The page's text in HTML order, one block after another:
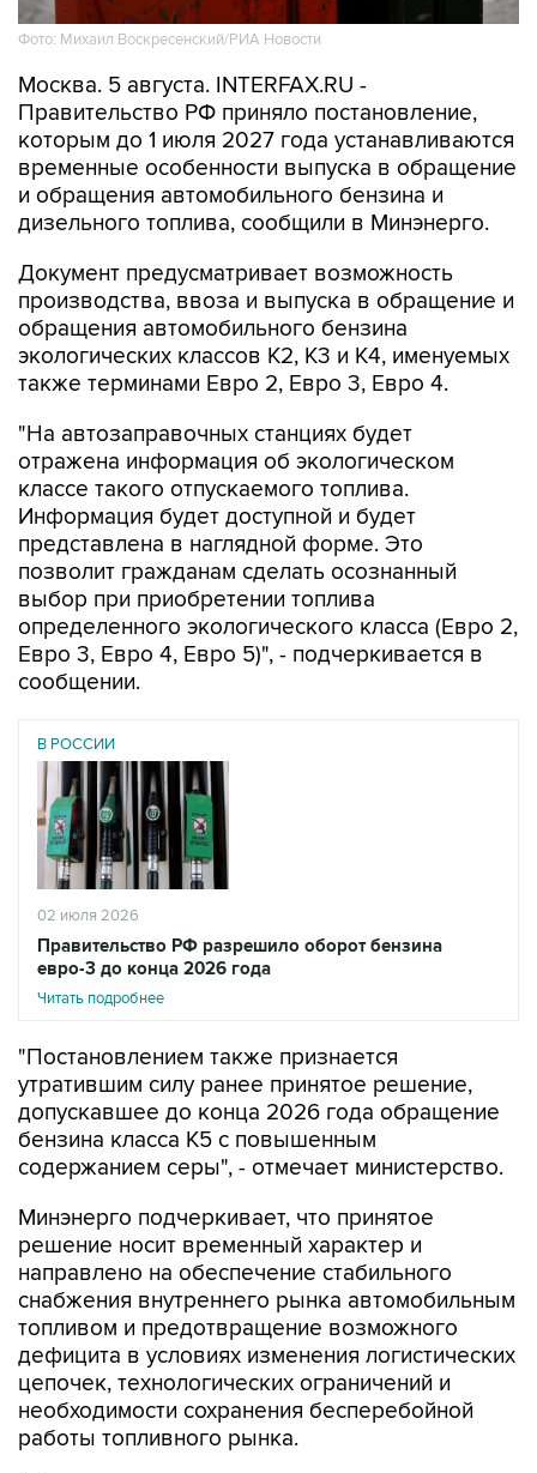
Фото: Михаил Воскресенский/РИА Новости
Москва. 5 августа. INTERFAX.RU -
Правительство РФ приняло постановление,
которым до 1 июля 2027 года устанавливаются
временные особенности выпуска в обращение
и обращения автомобильного бензина и
дизельного топлива, сообщили в Минэнерго.
Документ предусматривает возможность
производства, ввоза и выпуска в обращение и
обращения автомобильного бензина
экологических классов К2, К3 и К4, именуемых
также терминами Евро 2, Евро 3, Евро 4.
"На автозаправочных станциях будет
отражена информация об экологическом
классе такого отпускаемого топлива.
Информация будет доступной и будет
представлена в наглядной форме. Это
позволит гражданам сделать осознанный
выбор при приобретении топлива
определенного экологического класса (Евро 2,
Евро 3, Евро 4, Евро 5)", - подчеркивается в
сообщении.
В РОССИИ
02 июля 2026
Правительство РФ разрешило оборот бензина
евро-3 до конца 2026 года
Читать подробнее
"Постановлением также признается
утратившим силу ранее принятое решение,
допускавшее до конца 2026 года обращение
бензина класса К5 с повышенным
содержанием серы", - отмечает министерство.
Минэнерго подчеркивает, что принятое
решение носит временный характер и
направлено на обеспечение стабильного
снабжения внутреннего рынка автомобильным
топливом и предотвращение возможного
дефицита в условиях изменения логистических
цепочек, технологических ограничений и
необходимости сохранения бесперебойной
работы топливного рынка.